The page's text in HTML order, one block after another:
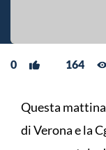
0 164
Questa
di Verona e la